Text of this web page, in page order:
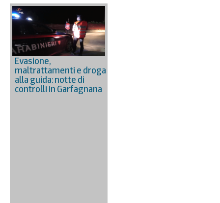
Evasione,
maltrattamenti e droga
alla guida: notte di
controlli in Garfagnana